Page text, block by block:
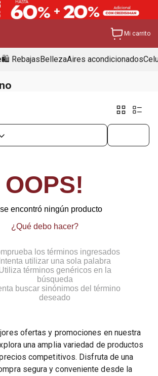
Mi carrito
🛍️ RebajasBellezaAires acondicionados
OOPS!
encontró ningún producto
¿Qué debo hacer?
los términos ingresados
Intenta utilizar una sola palabra
términos genéricos en la
búsqueda
buscar sinónimos del término
deseado
ofertas y promociones en nuestra
una amplia variedad de productos
competitivos. Disfruta de una
segura y conveniente desde la